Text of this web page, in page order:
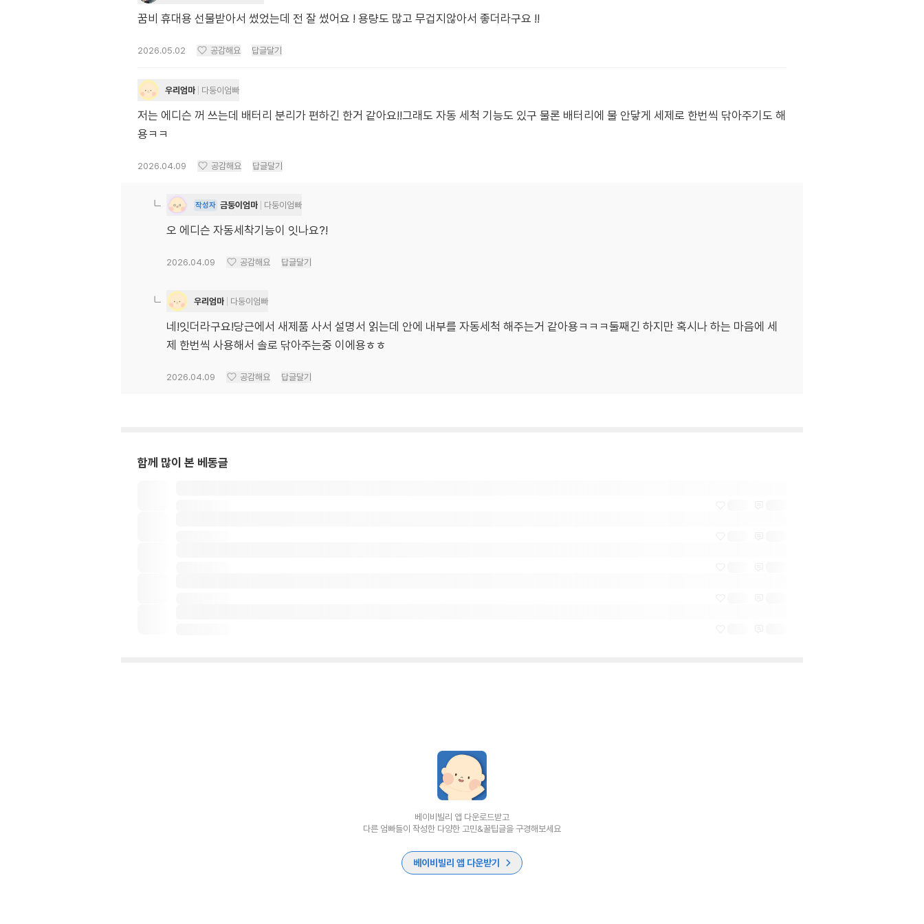
꿈비 휴대용 선물받아서 썼었는데 전 잘 썼어요 ! 용량도 많고 무겁지않아서 좋더라구요 !!
2026.05.02 공감해요 답글달기
우리엄마 다둥이엄빠
저는 에디슨 꺼 쓰는데 배터리 분리가 편하긴 한거 같아요!!그래도 자동 세척 기능도 있구 물론 배터리에 물 안닿게 세제로 한번씩 닦아주기도 해
용ㅋㅋ
2026.04.09 공감해요 답글달기
작성자 금둥이엄마 다둥이엄빠
오 에디슨 자동세착기능이 잇나요?!
2026.04.09 공감해요 답글달기
우리엄마 다둥이엄빠
네!잇더라구요!당근에서 새제품 사서 설명서 읽는데 안에 내부를 자동세척 해주는거 같아용ㅋㅋㅋ둘째긴 하지만 혹시나 하는 마음에 세
제 한번씩 사용해서 솔로 닦아주는중 이에용ㅎㅎ
2026.04.09 공감해요 답글달기
함께 많이 본 베동글
베이비빌리 앱 다운로드받고
다른 엄빠들이 작성한 다양한 고민&꿀팁글을 구경해보세요
베이비빌리 앱 다운받기